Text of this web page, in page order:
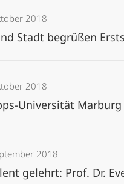
2018
Stadt begrüßen
2018
Universität
2018
gelehrt: Prof. Dr.